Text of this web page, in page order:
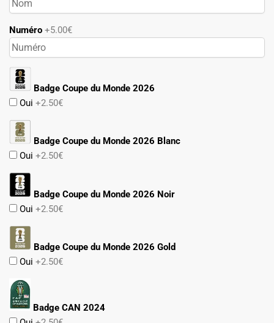
Numéro +5.00€
Badge Coupe du Monde 2026
Oui +2.50€
Badge Coupe du Monde 2026 Blanc
Oui +2.50€
Badge Coupe du Monde 2026 Noir
Oui +2.50€
Badge Coupe du Monde 2026 Gold
Oui +2.50€
Badge CAN 2024